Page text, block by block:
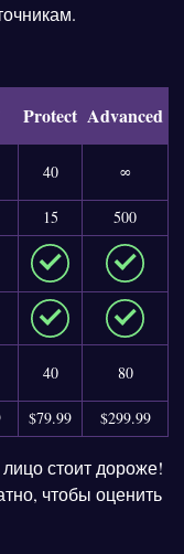
Protect Advanced
40 ∞
15 500
40 80
$79.99 $299.99
стоит дороже!
чтобы оценить